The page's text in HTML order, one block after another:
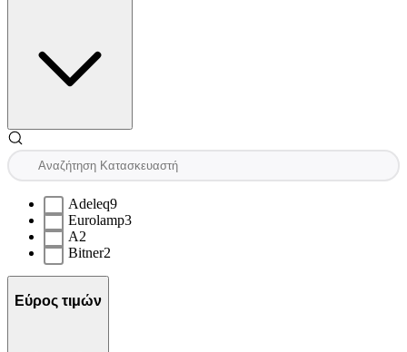
Adeleq9
Eurolamp3
A2
Bitner2
Εύρος τιμών